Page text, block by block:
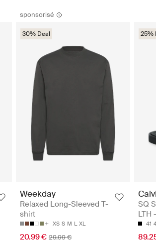
sponsorisé
30% Deal
Weekday
Relaxed Long-Sleeved T-
shirt
XS S M L XL
20.99 € 29.99 €
25%
SQ
LTH
41